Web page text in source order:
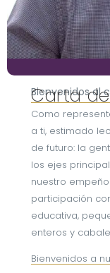
Bienvenidos al
Carta
Como
a ti, estimado
de futuro: la
los ejes
nuestro
participación
educativa,
enteros y
Bienvenidos a